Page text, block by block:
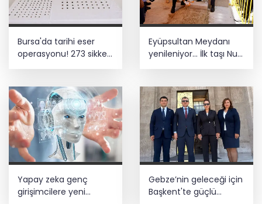
Bursa'da tarihi eser
operasyonu! 273 sikke
Eyüpsultan Meydanı
yenileniyor... İlk taşı Nuri
Yapay zeka genç
girişimcilere yeni
Gebze’nin geleceği için
Başkent'te güçlü